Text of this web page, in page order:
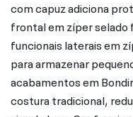
com capuz adiciona
frontal em zíper selado
funcionais laterais em
para armazenar
acabamentos em
costura tradicional,